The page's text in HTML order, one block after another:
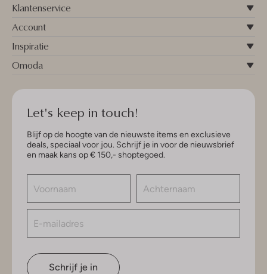
Klantenservice
Account
Inspiratie
Omoda
Let's keep in touch!
Blijf op de hoogte van de nieuwste items en exclusieve
deals, speciaal voor jou. Schrijf je in voor de nieuwsbrief
en maak kans op € 150,- shoptegoed.
Schrijf je in